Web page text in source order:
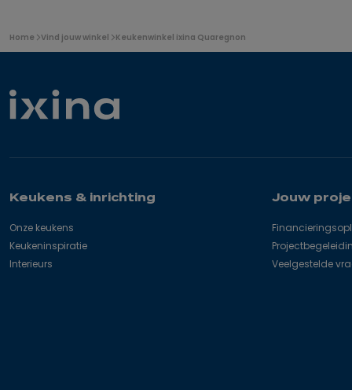
U
bevindt
hier:
Home Vind jouw winkel Keukenwinkel ixina Quaregnon
Keukens & inrichting
Onze keukens
Keukeninspiratie
Interieurs
Jouw
Veelgestelde